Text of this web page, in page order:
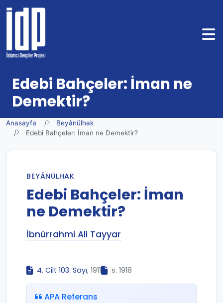
Edebi Bahçeler: İman ne
Demektir?
Anasayfa
Beyânülhak
Edebi Bahçeler: İman ne Demektir?
BEYÂNÜLHAK
Edebi Bahçeler: İman
ne Demektir?
İbnürrahmi Ali Tayyar
4. Cilt 103. Sayı, 1911 s. 1918
APA Referans